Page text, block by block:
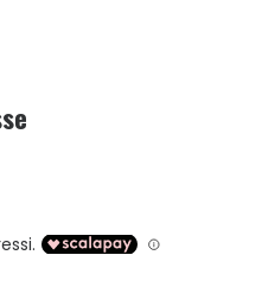
fino al 40% valido